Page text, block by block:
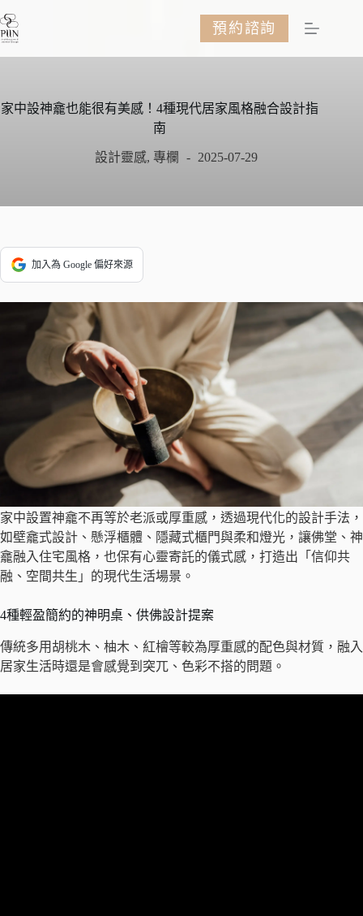
至
容
預約諮詢
家中設神龕也能很有美感！4種現代居家風格融合設計指
南
設計靈感, 專欄 2025-07-29
加入為 Google 偏好來源
家中設置神龕不再等於老派或厚重感，透過現代化的設計手法，
如壁龕式設計、懸浮櫃體、隱藏式櫃門與柔和燈光，讓佛堂、神
龕融入住宅風格，也保有心靈寄託的儀式感，打造出「信仰共
融、空間共生」的現代生活場景。
4種輕盈簡約的神明桌、供佛設計提案
傳統多用胡桃木、柚木、紅檜等較為厚重感的配色與材質，融入
居家生活時還是會感覺到突兀、色彩不搭的問題。